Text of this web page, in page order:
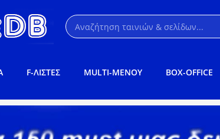
F-ΛΙΣΤΕΣ MULTI-ΜΕΝΟΥ BOX-OFFICE